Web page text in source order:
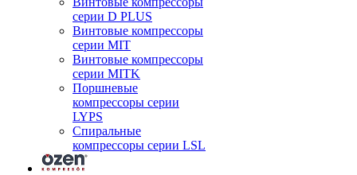
серии D PLUS
Винтовые компрессоры
серии MIT
Винтовые компрессоры
серии MITK
Поршневые
компрессоры серии
LYPS
Спиральные
компрессоры серии LSL